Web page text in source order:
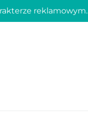
reklamowym.